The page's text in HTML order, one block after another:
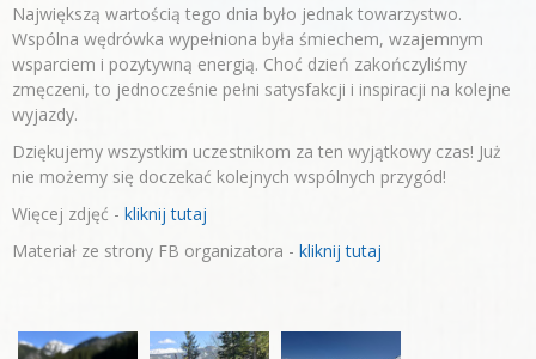
Największą wartością tego dnia było jednak towarzystwo.
Wspólna wędrówka wypełniona była śmiechem, wzajemnym
wsparciem i pozytywną energią. Choć dzień zakończyliśmy
zmęczeni, to jednocześnie pełni satysfakcji i inspiracji na kolejne
wyjazdy.
Dziękujemy wszystkim uczestnikom za ten wyjątkowy czas! Już
nie możemy się doczekać kolejnych wspólnych przygód!
Więcej zdjęć - kliknij tutaj
Materiał ze strony FB organizatora - kliknij tutaj